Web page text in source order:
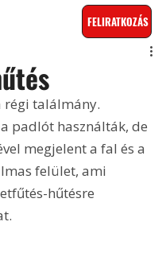
FELIRATKOZÁS
régi találmány.
padlót használták, de
megjelent a fal és a
felület, ami
hűtésre